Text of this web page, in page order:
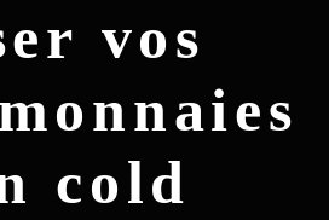
vos
cold